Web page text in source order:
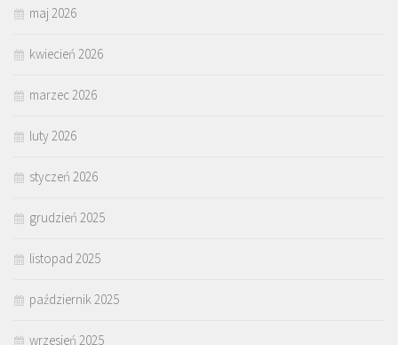
maj 2026
kwiecień 2026
marzec 2026
luty 2026
styczeń 2026
grudzień 2025
listopad 2025
październik 2025
wrzesień 2025